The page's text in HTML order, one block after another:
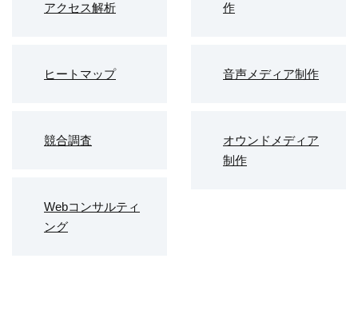
アクセス解析
ヒートマップ
競合調査
Webコンサルティ
ング
作
音声メディア制作
オウンドメディア
制作